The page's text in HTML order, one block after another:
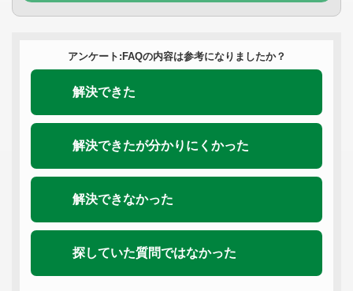
アンケート:FAQの内容は参考になりましたか？
解決できた
解決できたが分かりにくかった
解決できなかった
探していた質問ではなかった